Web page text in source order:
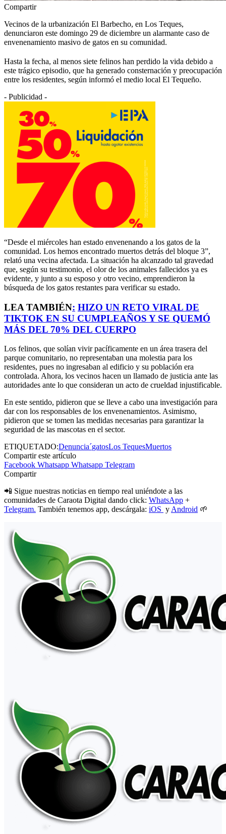
Compartir
Vecinos de la urbanización El Barbecho, en Los Teques,
denunciaron este domingo 29 de diciembre un alarmante caso de
envenenamiento masivo de gatos en su comunidad.
Hasta la fecha, al menos siete felinos han perdido la vida debido a
este trágico episodio, que ha generado consternación y preocupación
entre los residentes, según informó el medio local El Tequeño.
- Publicidad -
“Desde el miércoles han estado envenenando a los gatos de la
comunidad. Los hemos encontrado muertos detrás del bloque 3”,
relató una vecina afectada. La situación ha alcanzado tal gravedad
que, según su testimonio, el olor de los animales fallecidos ya es
evidente, y junto a su esposo y otro vecino, emprendieron la
búsqueda de los gatos restantes para verificar su estado.
LEA TAMBIÉN: HIZO UN RETO VIRAL DE
TIKTOK EN SU CUMPLEAÑOS Y SE QUEMÓ
MÁS DEL 70% DEL CUERPO
Los felinos, que solían vivir pacíficamente en un área trasera del
parque comunitario, no representaban una molestia para los
residentes, pues no ingresaban al edificio y su población era
controlada. Ahora, los vecinos hacen un llamado de justicia ante las
autoridades ante lo que consideran un acto de crueldad injustificable.
En este sentido, pidieron que se lleve a cabo una investigación para
dar con los responsables de los envenenamientos. Asimismo,
pidieron que se tomen las medidas necesarias para garantizar la
seguridad de las mascotas en el sector.
ETIQUETADO:Denuncia´gatosLos TequesMuertos
Compartir este artículo
Facebook Whatsapp Whatsapp Telegram
Compartir
📲 Sigue nuestras noticias en tiempo real uniéndote a las
comunidades de Caraota Digital dando click: WhatsApp +
Telegram. También tenemos app, descárgala: iOS y Android 🌱